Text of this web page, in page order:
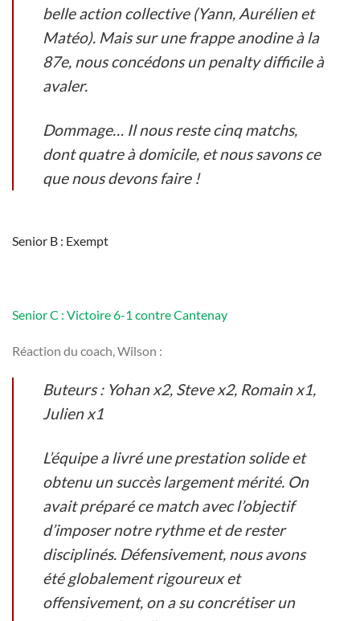
belle action collective (Yann, Aurélien et
Matéo). Mais sur une frappe anodine à la
87e, nous concédons un penalty difficile à
avaler.
Dommage… Il nous reste cinq matchs,
dont quatre à domicile, et nous savons ce
que nous devons faire !
Senior B : Exempt
Senior C : Victoire 6-1 contre Cantenay
Réaction du coach, Wilson :
Buteurs : Yohan x2, Steve x2, Romain x1,
Julien x1
L’équipe a livré une prestation solide et
obtenu un succès largement mérité. On
avait préparé ce match avec l’objectif
d’imposer notre rythme et de rester
disciplinés. Défensivement, nous avons
été globalement rigoureux et
offensivement, on a su concrétiser un